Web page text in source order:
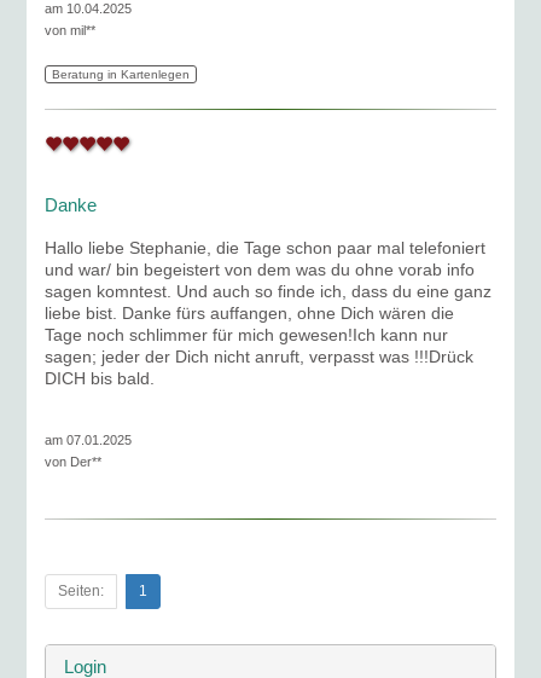
am 10.04.2025
vonmil**
Beratung in Kartenlegen
Danke
Hallo liebe Stephanie, die Tage schon paar mal telefoniert
und war/ bin begeistert von dem was du ohne vorab info
sagen komntest. Und auch so finde ich, dass du eine ganz
liebe bist. Danke fürs auffangen, ohne Dich wären die
Tage noch schlimmer für mich gewesen!Ich kann nur
sagen; jeder der Dich nicht anruft, verpasst was !!!Drück
DICH bis bald.
am 07.01.2025
von Der**
Seiten: 1
Login